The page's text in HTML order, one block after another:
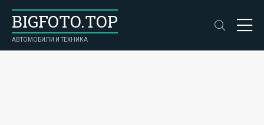
BIGFOTO.TOP
АВТОМОБИЛИ И ТЕХНИКА